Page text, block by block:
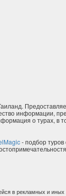
информации,
о турах,
- подбор туров
в рекламных и